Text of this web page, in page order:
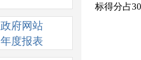
政府网站
年度报表
标得分占